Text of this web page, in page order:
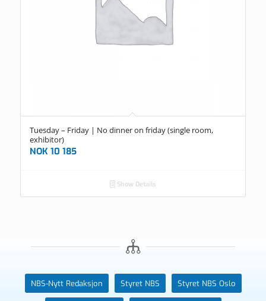
Tuesday – Friday | No dinner on friday (single room,
exhibitor)
NOK10 185
Show Details
NBS-Nytt Redaksjon Styret NBS Styret NBS Oslo